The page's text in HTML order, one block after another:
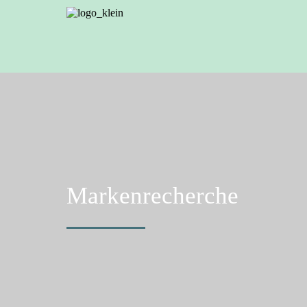
Markenrecherche